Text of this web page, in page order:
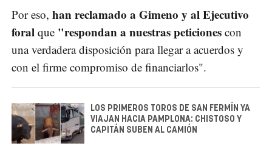
Por eso, han reclamado a Gimeno y al Ejecutivo
foral que "respondan a nuestras peticiones con
una verdadera disposición para llegar a acuerdos y
con el firme compromiso de financiarlos".
LOS PRIMEROS TOROS DE SAN FERMÍN YA
VIAJAN HACIA PAMPLONA: CHISTOSO Y
CAPITÁN SUBEN AL CAMIÓN